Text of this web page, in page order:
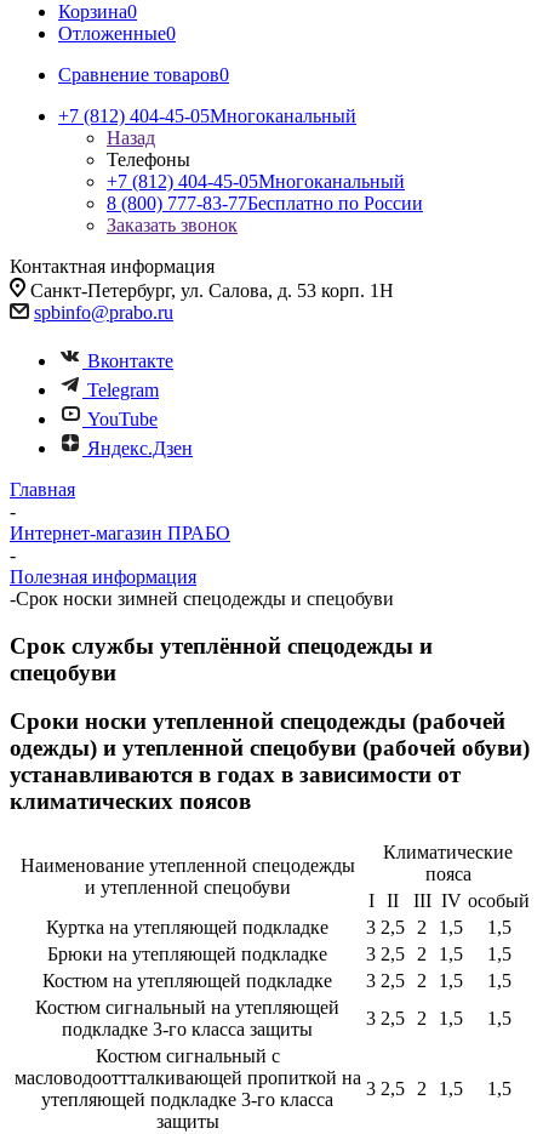
Корзина0
Отложенные0
Сравнение товаров0
+7 (812) 404-45-05Многоканальный
Назад
Телефоны
+7 (812) 404-45-05Многоканальный
8 (800) 777-83-77Бесплатно по России
Заказать звонок
Контактная информация
Санкт-Петербург, ул. Салова, д. 53 корп. 1Н
spbinfo@prabo.ru
Вконтакте
Telegram
YouTube
Яндекс.Дзен
Главная
-
Интернет-магазин ПРАБО
-
Полезная информация
-Срок носки зимней спецодежды и спецобуви
Срок службы утеплённой спецодежды и
спецобуви
Сроки носки утепленной спецодежды (рабочей
одежды) и утепленной спецобуви (рабочей обуви)
устанавливаются в годах в зависимости от
климатических поясов
Наименование утепленной спецодежды
и утепленной спецобуви
Климатические
пояса
I
II III IV особый
Куртка на утепляющей подкладке
3 2,5 2 1,5
1,5
Брюки на утепляющей подкладке
3 2,5 2 1,5
1,5
Костюм на утепляющей подкладке
3 2,5 2 1,5
1,5
Костюм сигнальный на утепляющей
подкладке 3-го класса защиты
3 2,5 2 1,5
1,5
Костюм сигнальный с
масловодооттталкивающей пропиткой на
утепляющей подкладке 3-го класса
защиты
3 2,5 2 1,5 1,5